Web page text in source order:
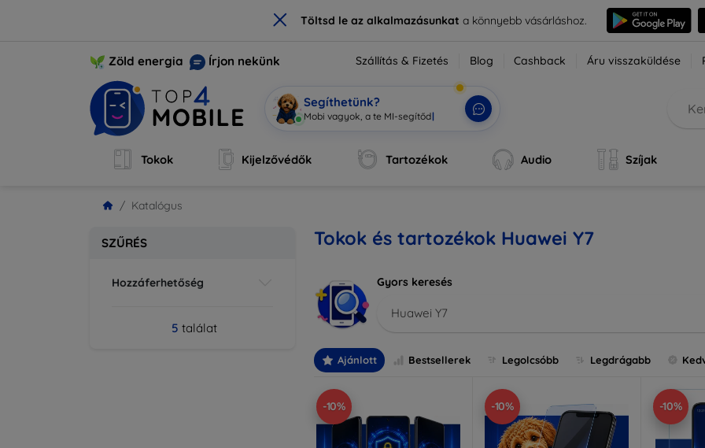
× Töltsd le az alkalmazásunkata könnyebb vásárláshoz.
Zöld energia Írjon nekünk Szállítás & Fizetés Blog Cashback Áru visszaküldése
Segíthetünk?
Mobi vagyok, a te MI-segítőd.|
Tokok Kijelzővédők Tartozékok Audio Szíjak
Katalógus
SZŰRÉS
Hozzáferhetőség
5 találat
Tokok és tartozékok Huawei Y7
Gyors keresés
Huawei Y7
Ajánlott Bestsellerek Legolcsóbb Legdrágabb
-10% -10% -10%